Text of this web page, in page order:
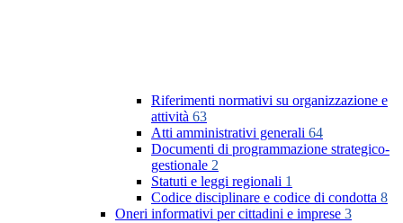
Riferimenti normativi su organizzazione e
attività 63
Atti amministrativi generali 64
Documenti di programmazione strategico-
gestionale 2
Statuti e leggi regionali 1
Codice disciplinare e codice di condotta 8
Oneri informativi per cittadini e imprese 3